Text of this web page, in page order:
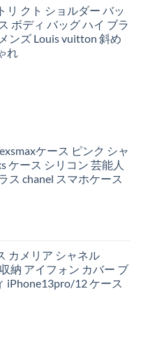
リ クト ショルダー バッ
ボディ バッグ ハイ ブラ
ンズ Louis vuitton 斜め
れ
ケース ピンク シャ
ケース シリコン 芸能人
ス chanel スマホケース
カメリア シャネル
納 アイフォン カバー ブ
iPhone13pro/12 ケース